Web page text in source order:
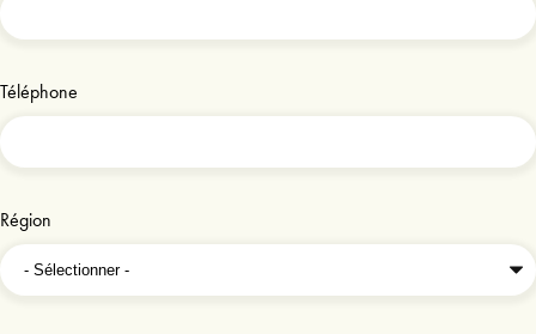
Téléphone
Région